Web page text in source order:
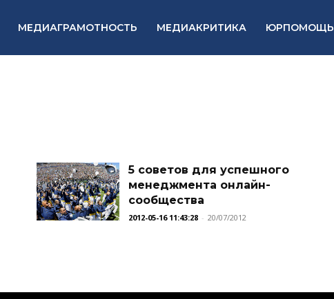
МЕДИАГРАМОТНОСТЬ МЕДИАКРИТИКА ЮРПОМОЩЬ
5 советов для успешного
менеджмента онлайн-
сообщества
2012-05-16 11:43:28 - 20/07/2012